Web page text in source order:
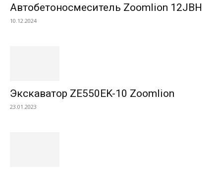
Автобетоносмеситель Zoomlion 12JBH
10.12.2024
Экскаватор ZE550EK-10 Zoomlion
23.01.2023